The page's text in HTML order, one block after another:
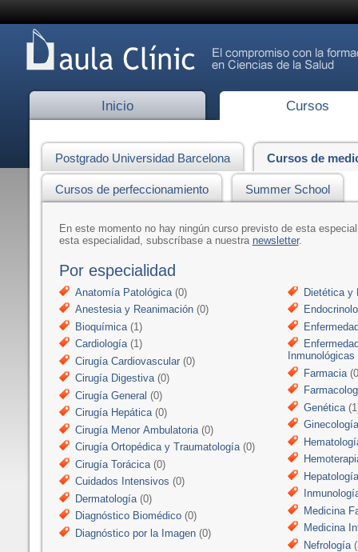
Inicio Cursos
Postgrado Universidad Barcelona Cursos de
Cursos de perfeccionamiento Summer School
En este momento no hay ningún curso previsto de esta
esta especialidad, subscríbase a nuestra newsletter.
Por especialidad
Anatomía Patológica(0)
Anestesia y Reanimación(0)
Bioquímica(1)
Cardiología(1)
Cirugía Cardiovascular(0)
Cirugía Digestiva(0)
Cirugía General (0)
Cirugía Hepática(0)
Cirugía Menor Ambulatoria(0)
Cirugía Ortopédica y Traumatología(0)
Cirugía Torácica(0)
Cuidados Intensivos (0)
Dermatología(0)
Diagnóstico Biomédico(0)
Diagnóstico por la Imagen(0)
Dietética y
Inmunológicas
Farmacia
Genética
Ginecología
Hepatología
Medicina
Medicina
Nefrología